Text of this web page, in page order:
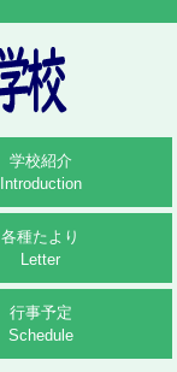
学校紹介
Introduction
各種たより
Letter
行事予定
Schedule